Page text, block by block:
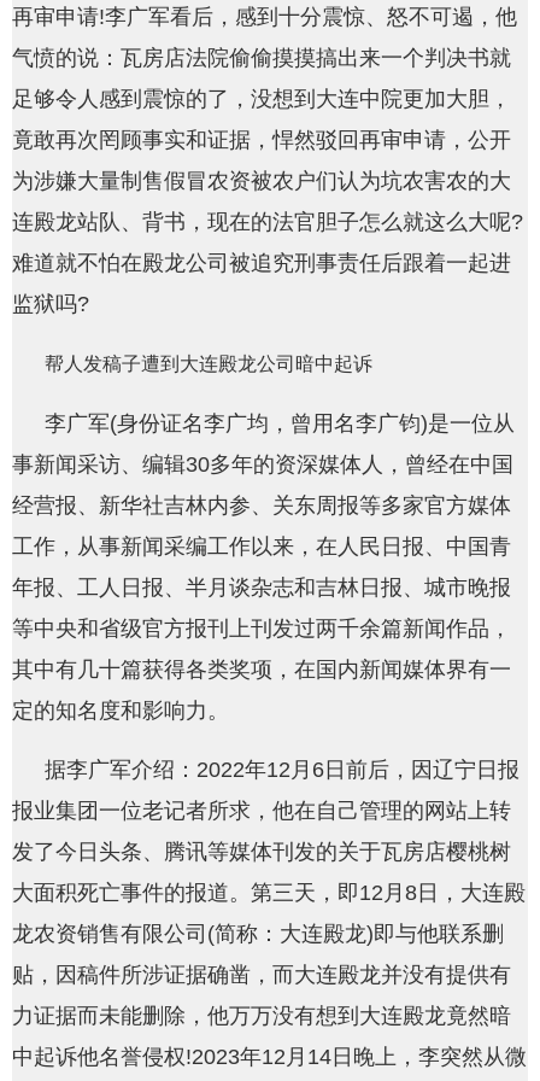
网
再审申请!李广军看后，感到十分震惊、怒不可遏，他
气愤的说：瓦房店法院偷偷摸摸搞出来一个判决书就
足够令人感到震惊的了，没想到大连中院更加大胆，
竟敢再次罔顾事实和证据，悍然驳回再审申请，公开
为涉嫌大量制售假冒农资被农户们认为坑农害农的大
连殿龙站队、背书，现在的法官胆子怎么就这么大呢?
难道就不怕在殿龙公司被追究刑事责任后跟着一起进
监狱吗?
帮人发稿子遭到大连殿龙公司暗中起诉
李广军(身份证名李广均，曾用名李广钧)是一位从
事新闻采访、编辑30多年的资深媒体人，曾经在中国
经营报、新华社吉林内参、关东周报等多家官方媒体
工作，从事新闻采编工作以来，在人民日报、中国青
年报、工人日报、半月谈杂志和吉林日报、城市晚报
等中央和省级官方报刊上刊发过两千余篇新闻作品，
其中有几十篇获得各类奖项，在国内新闻媒体界有一
定的知名度和影响力。
据李广军介绍：2022年12月6日前后，因辽宁日报
报业集团一位老记者所求，他在自己管理的网站上转
发了今日头条、腾讯等媒体刊发的关于瓦房店樱桃树
大面积死亡事件的报道。第三天，即12月8日，大连殿
龙农资销售有限公司(简称：大连殿龙)即与他联系删
贴，因稿件所涉证据确凿，而大连殿龙并没有提供有
力证据而未能删除，他万万没有想到大连殿龙竟然暗
中起诉他名誉侵权!2023年12月14日晚上，李突然从微